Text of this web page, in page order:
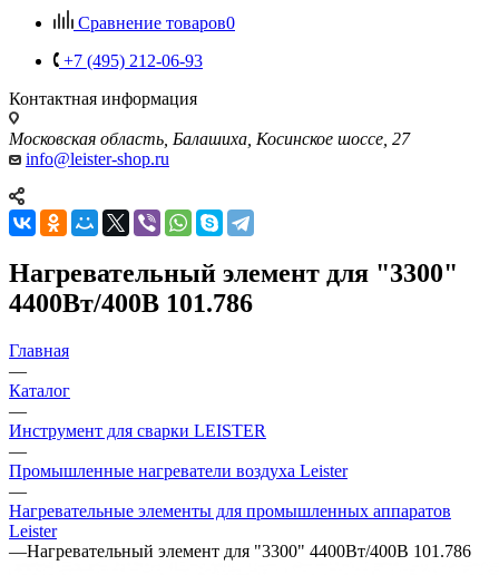
Сравнение товаров0
+7 (495) 212-06-93
Контактная информация
Московская область, Балашиха, Косинское шоссе, 27
info@leister-shop.ru
Нагревательный элемент для "3300"
4400Вт/400В 101.786
Главная
—
Каталог
—
Инструмент для сварки LEISTER
—
Промышленные нагреватели воздуха Leister
—
Нагревательные элементы для промышленных аппаратов
Leister
—Нагревательный элемент для "3300" 4400Вт/400В 101.786